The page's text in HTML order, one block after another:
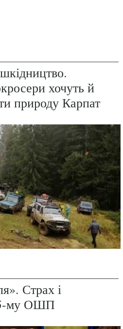
хочуть й
природу Карпат
Страх і
му ОШП